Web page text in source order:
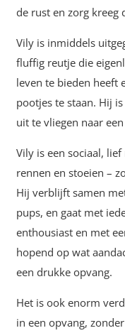
de rust en zorg kreeg
Vily is inmiddels
fluffig reutje die
leven te bieden heeft
pootjes te staan. Hij
uit te vliegen naar
Vily is een sociaal,
rennen en stoeien –
Hij verblijft samen
pups, en gaat met
enthousiast en met
hopend op wat
een drukke opvang.
Het is ook enorm
in een opvang,